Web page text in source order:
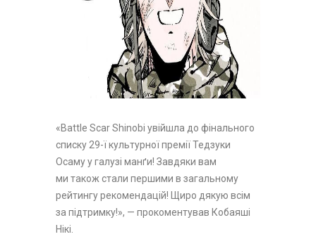
«Battle Scar Shinobi увійшла до фінального
списку 29-ї культурної премії Тедзуки
Осаму у галузі манґи! Завдяки вам
ми також стали першими в загальному
рейтингу рекомендацій! Щиро дякую всім
за підтримку!», — прокоментував Кобаяші
Нікі.